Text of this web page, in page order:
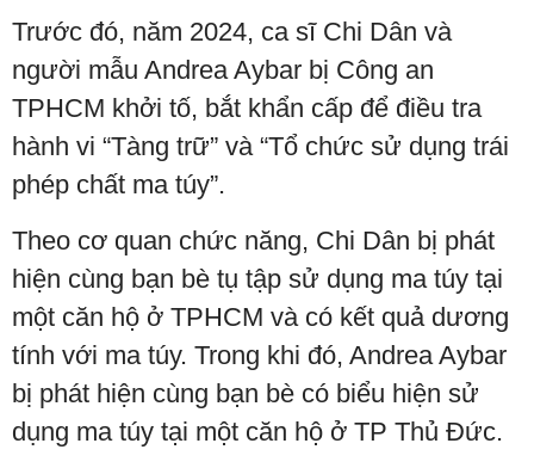
Trước đó, năm 2024, ca sĩ Chi Dân và
người mẫu Andrea Aybar bị Công an
TPHCM khởi tố, bắt khẩn cấp để điều tra
hành vi “Tàng trữ” và “Tổ chức sử dụng trái
phép chất ma túy”.
Theo cơ quan chức năng, Chi Dân bị phát
hiện cùng bạn bè tụ tập sử dụng ma túy tại
một căn hộ ở TPHCM và có kết quả dương
tính với ma túy. Trong khi đó, Andrea Aybar
bị phát hiện cùng bạn bè có biểu hiện sử
dụng ma túy tại một căn hộ ở TP Thủ Đức.